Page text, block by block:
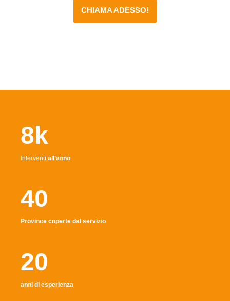
CHIAMA ADESSO!
8k
Interventi all’anno
40
Province coperte dal servizio
20
anni di esperienza